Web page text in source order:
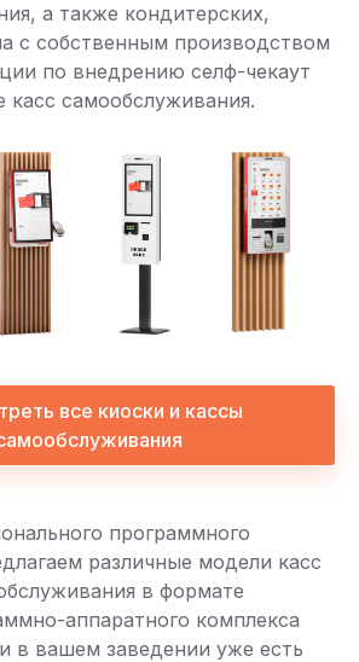
а также кондитерских,
с собственным производством
по внедрению селф-чекаут
касс самообслуживания.
все киоски и кассы
программного
различные модели касс
в формате
аппаратного комплекса
в вашем заведении уже есть